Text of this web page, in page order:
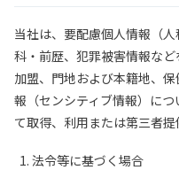
当社は、要配慮個人情報（
科・前歴、犯罪被害情報な
加盟、門地および本籍地、
報（センシティブ情報）に
て取得、利用または第三者提
法令等に基づく場合